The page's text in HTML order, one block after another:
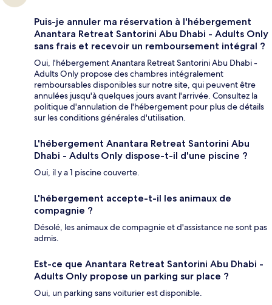
Puis-je annuler ma réservation à l'hébergement
Anantara Retreat Santorini Abu Dhabi - Adults Only
sans frais et recevoir un remboursement intégral ?
Oui, l'hébergement Anantara Retreat Santorini Abu Dhabi -
Adults Only propose des chambres intégralement
remboursables disponibles sur notre site, qui peuvent être
annulées jusqu'à quelques jours avant l'arrivée. Consultez la
politique d'annulation de l'hébergement pour plus de détails
sur les conditions générales d'utilisation.
L'hébergement Anantara Retreat Santorini Abu
Dhabi - Adults Only dispose-t-il d'une piscine ?
Oui, il y a 1 piscine couverte.
L'hébergement accepte-t-il les animaux de
compagnie ?
Désolé, les animaux de compagnie et d'assistance ne sont pas
admis.
Est-ce que Anantara Retreat Santorini Abu Dhabi -
Adults Only propose un parking sur place ?
Oui, un parking sans voiturier est disponible.